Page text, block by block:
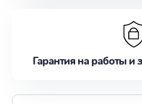
Гарантия на работы и